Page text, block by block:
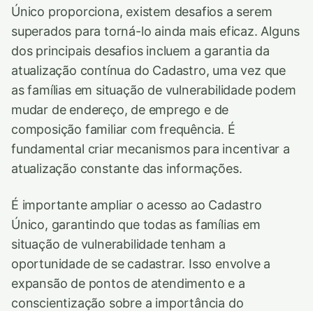
Único proporciona, existem desafios a serem
superados para torná-lo ainda mais eficaz. Alguns
dos principais desafios incluem a garantia da
atualização contínua do Cadastro, uma vez que
as famílias em situação de vulnerabilidade podem
mudar de endereço, de emprego e de
composição familiar com frequência. É
fundamental criar mecanismos para incentivar a
atualização constante das informações.
É importante ampliar o acesso ao Cadastro
Único, garantindo que todas as famílias em
situação de vulnerabilidade tenham a
oportunidade de se cadastrar. Isso envolve a
expansão de pontos de atendimento e a
conscientização sobre a importância do